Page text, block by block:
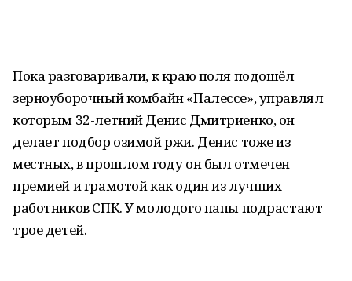
Пока разговаривали, к краю поля подошёл
зерноуборочный комбайн «Палессе», управлял
которым 32-летний Денис Дмитриенко, он
делает подбор озимой ржи. Денис тоже из
местных, в прошлом году он был отмечен
премией и грамотой как один из лучших
работников СПК. У молодого папы подрастают
трое детей.